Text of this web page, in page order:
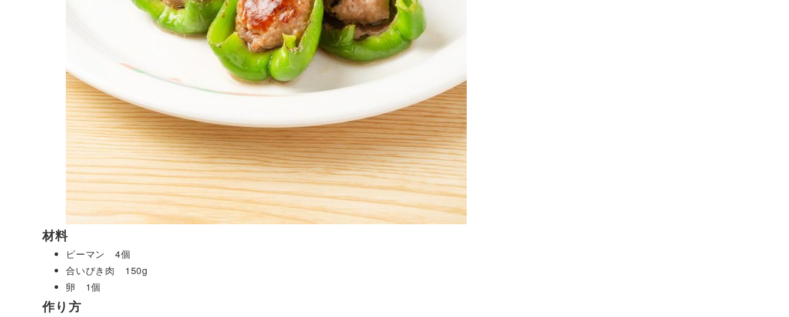
材料
ピーマン 4個
合いびき肉 150g
卵 1個
作り方